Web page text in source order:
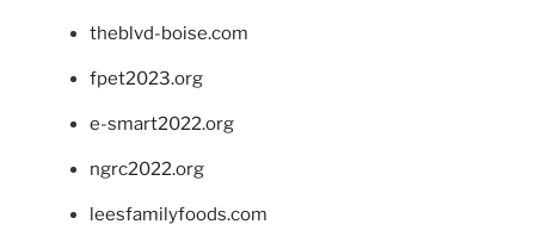
theblvd-boise.com
fpet2023.org
e-smart2022.org
ngrc2022.org
leesfamilyfoods.com